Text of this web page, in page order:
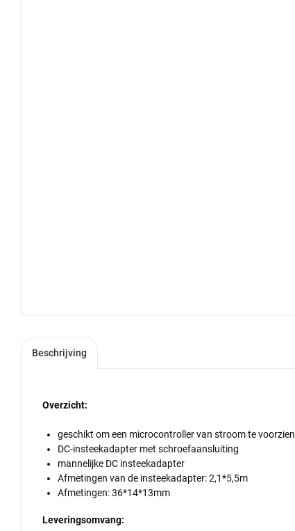
Beschrijving
Overzicht:
geschikt om een microcontroller van stroom te voorzien
DC-insteekadapter met schroefaansluiting
mannelijke DC insteekadapter
Afmetingen van de insteekadapter: 2,1*5,5m
Afmetingen: 36*14*13mm
Leveringsomvang: